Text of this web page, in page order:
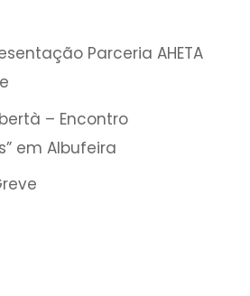
Parceria AHETA
– Encontro
em Albufeira